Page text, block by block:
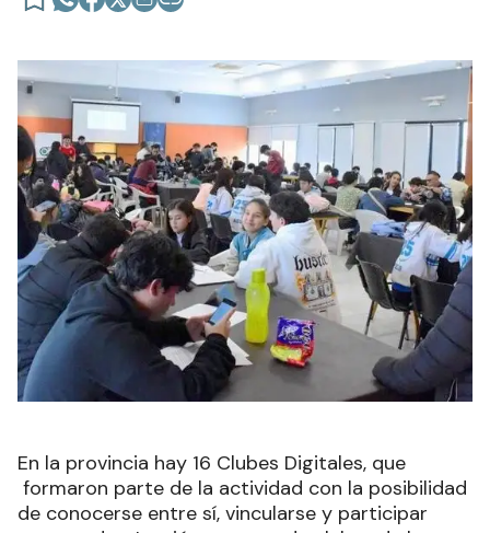
En la provincia hay 16 Clubes Digitales, que
formaron parte de la actividad con la posibilidad
de conocerse entre sí, vincularse y participar